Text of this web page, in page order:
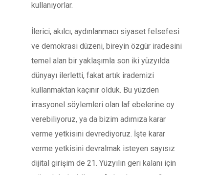
kullanıyorlar.
İlerici, akılcı, aydınlanmacı siyaset felsefesi
ve demokrasi düzeni, bireyin özgür iradesini
temel alan bir yaklaşımla son iki yüzyılda
dünyayı ilerletti, fakat artık irademizi
kullanmaktan kaçınır olduk. Bu yüzden
irrasyonel söylemleri olan laf ebelerine oy
verebiliyoruz, ya da bizim adımıza karar
verme yetkisini devrediyoruz. İşte karar
verme yetkisini devralmak isteyen sayısız
dijital girişim de 21. Yüzyılın geri kalanı için